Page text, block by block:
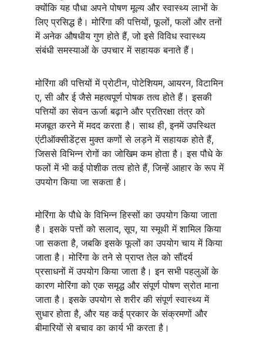
क्योंकि यह पौधा अपने पोषण मूल्य और स्वास्थ्य लाभों के
लिए प्रसिद्ध है। मोरिंगा की पत्तियों, फूलों, फलों और तनों
में अनेक औषधीय गुण होते हैं, जो इसे विविध स्वास्थ्य
संबंधी समस्याओं के उपचार में सहायक बनाते हैं।
मोरिंगा की पत्तियों में प्रोटीन, पोटेशियम, आयरन, विटामिन
ए, सी और ई जैसे महत्वपूर्ण पोषक तत्व होते हैं। इसकी
पत्तियों का सेवन ऊर्जा बढ़ाने और प्रतिरक्षा तंत्र को
मजबूत करने में मदद करता है। साथ ही, इनमें उपस्थित
एंटीऑक्सीडेंट्स मुक्त कणों से लड़ने में सहायक होते हैं,
जिससे विभिन्न रोगों का जोखिम कम होता है। इस पौधे के
फलों में भी कई पोशीक तत्व होते हैं, जिन्हें आहार के रूप में
उपयोग किया जा सकता है।
मोरिंगा के पौधे के विभिन्न हिस्सों का उपयोग किया जाता
है। इसके पत्तों को सलाद, सूप, या स्मूथी में शामिल किया
जा सकता है, जबकि इसके फूलों का उपयोग चाय में किया
जाता है। मोरिंगा के तने से प्राप्त तेल को सौंदर्य
प्रसाधनों में उपयोग किया जाता है। इन सभी पहलुओं के
कारण मोरिंगा को एक समृद्ध और संपूर्ण पोषण स्रोत माना
जाता है। इसके उपयोग से शरीर की संपूर्ण स्वास्थ्य में
सुधार होता है, और यह कई प्रकार के संक्रमणों और
बीमारियों से बचाव का कार्य भी करता है।